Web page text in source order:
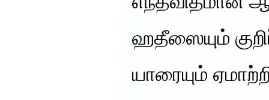
ஹதீஸையும்
யாரையும்